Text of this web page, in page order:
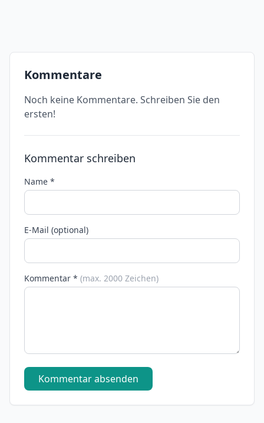
Kommentare
Noch keine Kommentare. Schreiben Sie den
ersten!
Kommentar schreiben
Name *
E-Mail (optional)
Kommentar * (max. 2000 Zeichen)
Kommentar absenden